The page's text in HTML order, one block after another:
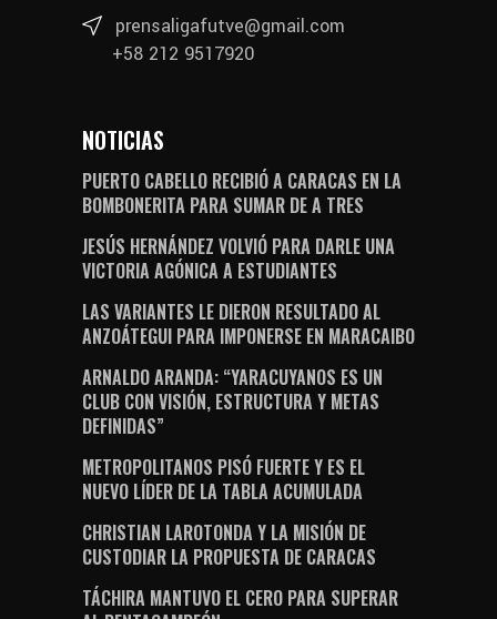
prensaligafutve@gmail.com
+58 212 9517920
NOTICIAS
PUERTO CABELLO RECIBIÓ A CARACAS EN LA
BOMBONERITA PARA SUMAR DE A TRES
JESÚS HERNÁNDEZ VOLVIÓ PARA DARLE UNA
VICTORIA AGÓNICA A ESTUDIANTES
LAS VARIANTES LE DIERON RESULTADO AL
ANZOÁTEGUI PARA IMPONERSE EN MARACAIBO
ARNALDO ARANDA: “YARACUYANOS ES UN
CLUB CON VISIÓN, ESTRUCTURA Y METAS
DEFINIDAS”
METROPOLITANOS PISÓ FUERTE Y ES EL
NUEVO LÍDER DE LA TABLA ACUMULADA
CHRISTIAN LAROTONDA Y LA MISIÓN DE
CUSTODIAR LA PROPUESTA DE CARACAS
TÁCHIRA MANTUVO EL CERO PARA SUPERAR